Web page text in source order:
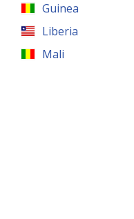
Guinea
Liberia
Mali